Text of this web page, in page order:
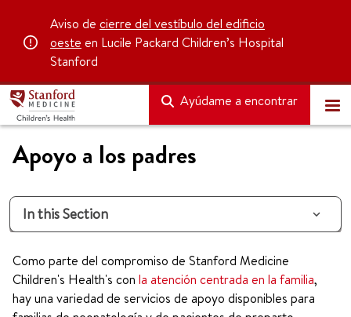
Aviso de cierre del vestíbulo del edificio
oeste en Lucile Packard Children’s Hospital
Stanford
Ayúdame a encontrar
Apoyo a los padres
In this Section
Como parte del compromiso de Stanford Medicine
Children's Health's con la atención centrada en la familia,
hay una variedad de servicios de apoyo disponibles para